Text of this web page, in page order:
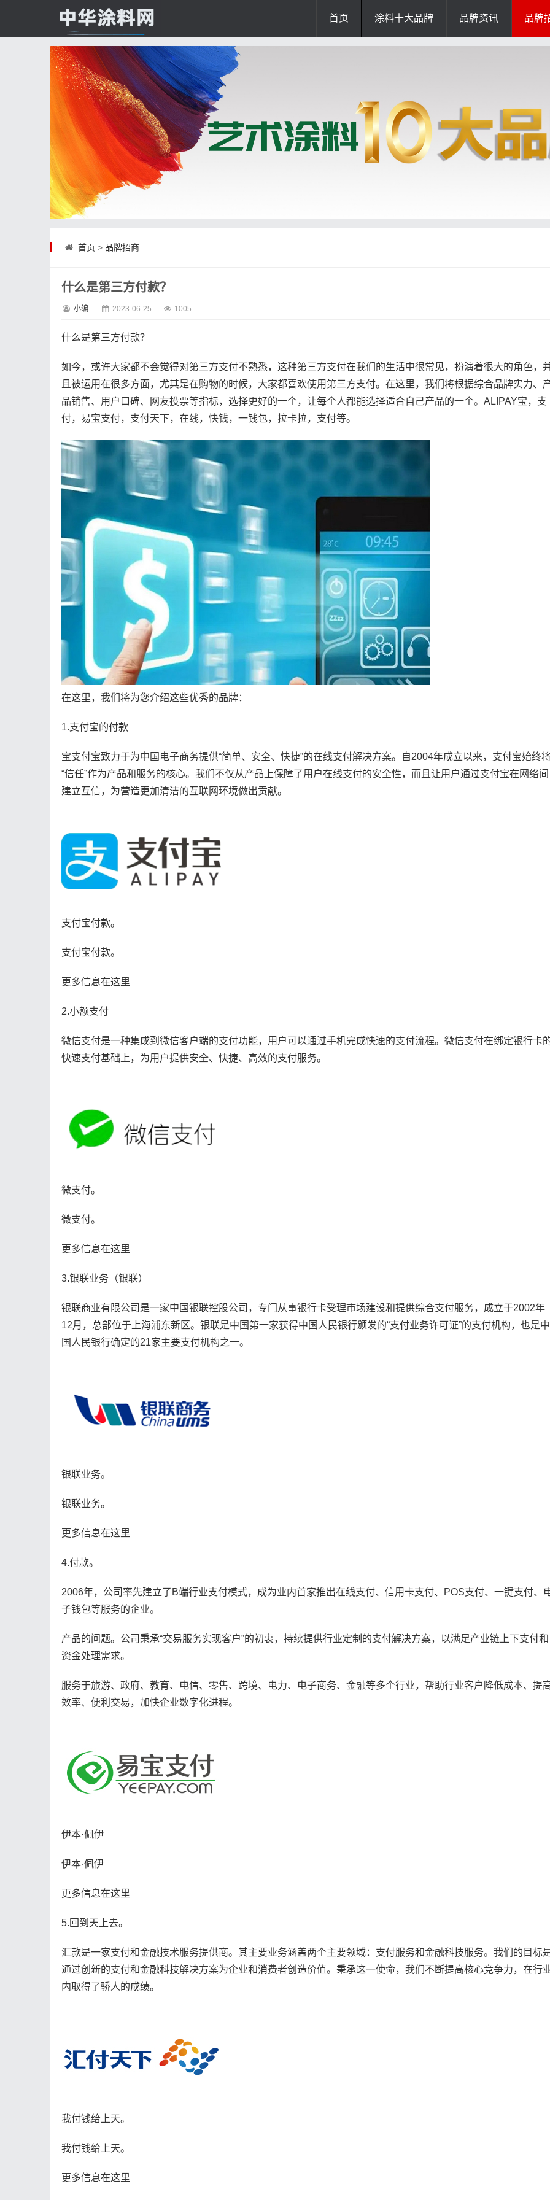
首页 涂料十大品牌 品牌资讯 品牌
首页 > 品牌招商
什么是第三方付款？
小编 2023-06-25 1005
什么是第三方付款？
如今，或许大家都不会觉得对第三方支付不熟悉，这种第三方支付在我们的生活中很常见，扮演着很大的角色，
且被运用在很多方面，尤其是在购物的时候，大家都喜欢使用第三方支付。在这里，我们将根据综合品牌实力、
品销售、用户口碑、网友投票等指标，选择更好的一个，让每个人都能选择适合自己产品的一个。ALIPAY宝，支
付，易宝支付，支付天下，在线，快钱，一钱包，拉卡拉，支付等。
在这里，我们将为您介绍这些优秀的品牌：
1.支付宝的付款
宝支付宝致力于为中国电子商务提供“简单、安全、快捷”的在线支付解决方案。自2004年成立以来，支付宝始终
“信任”作为产品和服务的核心。我们不仅从产品上保障了用户在线支付的安全性，而且让用户通过支付宝在网络间
建立互信，为营造更加清洁的互联网环境做出贡献。
支付宝付款。
支付宝付款。
更多信息在这里
2.小额支付
微信支付是一种集成到微信客户端的支付功能，用户可以通过手机完成快速的支付流程。微信支付在绑定银行卡
快速支付基础上，为用户提供安全、快捷、高效的支付服务。
微支付。
微支付。
更多信息在这里
3.银联业务（银联）
银联商业有限公司是一家中国银联控股公司，专门从事银行卡受理市场建设和提供综合支付服务，成立于2002年
12月，总部位于上海浦东新区。银联是中国第一家获得中国人民银行颁发的“支付业务许可证”的支付机构，也是中
国人民银行确定的21家主要支付机构之一。
银联业务。
银联业务。
更多信息在这里
4.付款。
2006年，公司率先建立了B端行业支付模式，成为业内首家推出在线支付、信用卡支付、POS支付、一键支付、
子钱包等服务的企业。
产品的问题。公司秉承“交易服务实现客户”的初衷，持续提供行业定制的支付解决方案，以满足产业链上下支付和
资金处理需求。
服务于旅游、政府、教育、电信、零售、跨境、电力、电子商务、金融等多个行业，帮助行业客户降低成本、提
效率、便利交易，加快企业数字化进程。
伊本·佩伊
伊本·佩伊
更多信息在这里
5.回到天上去。
汇款是一家支付和金融技术服务提供商。其主要业务涵盖两个主要领域：支付服务和金融科技服务。我们的目标
通过创新的支付和金融科技解决方案为企业和消费者创造价值。秉承这一使命，我们不断提高核心竞争力，在行
内取得了骄人的成绩。
我付钱给上天。
我付钱给上天。
更多信息在这里